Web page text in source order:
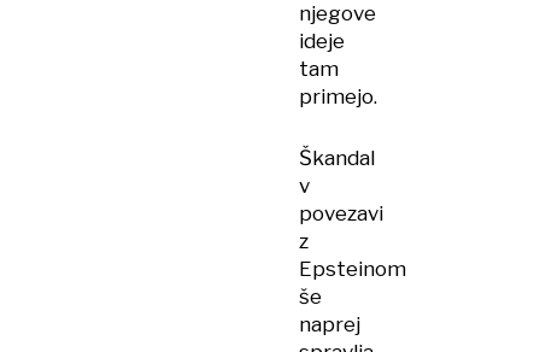
njegove
ideje
tam
primejo.
Škandal
v
povezavi
z
Epsteinom
še
naprej